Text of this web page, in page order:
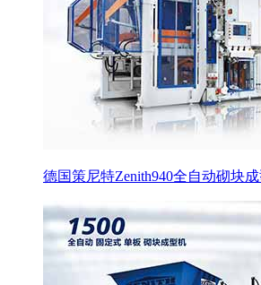
德国策尼特Zenith940全自动砌块